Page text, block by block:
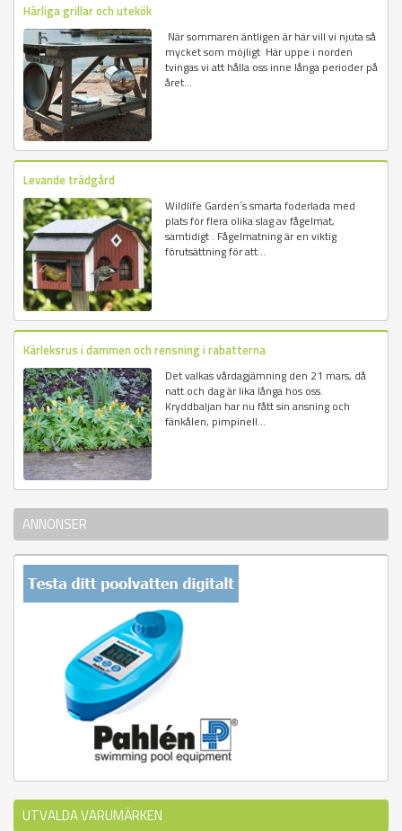
Härliga grillar och utekök
När sommaren äntligen är här vill vi njuta så
mycket som möjligt Här uppe i norden
tvingas vi att hålla oss inne långa perioder på
året...
Levande trädgård
Wildlife Garden´s smarta foderlada med
plats för flera olika slag av fågelmat,
samtidigt . Fågelmatning är en viktig
förutsättning för att...
Kärleksrus i dammen och rensning i rabatterna
Det valkas vårdagjämning den 21 mars, då
natt och dag är lika långa hos oss.
Kryddbaljan har nu fått sin ansning och
fänkålen, pimpinell...
ANNONSER
UTVALDA VARUMÄRKEN